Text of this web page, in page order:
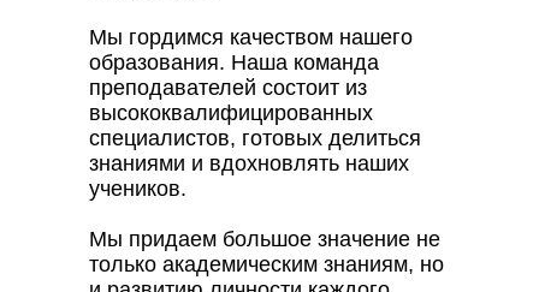
Мы гордимся качеством нашего
образования. Наша команда
преподавателей состоит из
высококвалифицированных
специалистов, готовых делиться
знаниями и вдохновлять наших
учеников.
Мы придаем большое значение не
только академическим знаниям, но